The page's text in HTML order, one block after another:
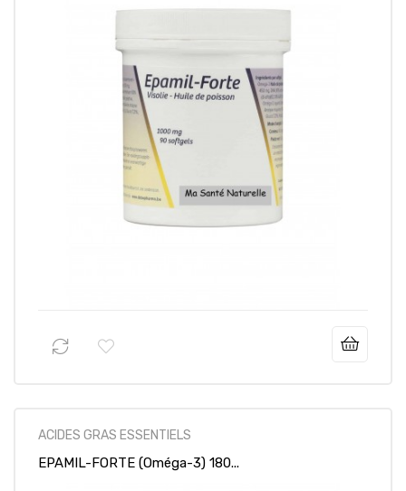
Prix
31,95 €
ACIDES GRAS ESSENTIELS
EPAMIL-FORTE (Oméga-3) 180...